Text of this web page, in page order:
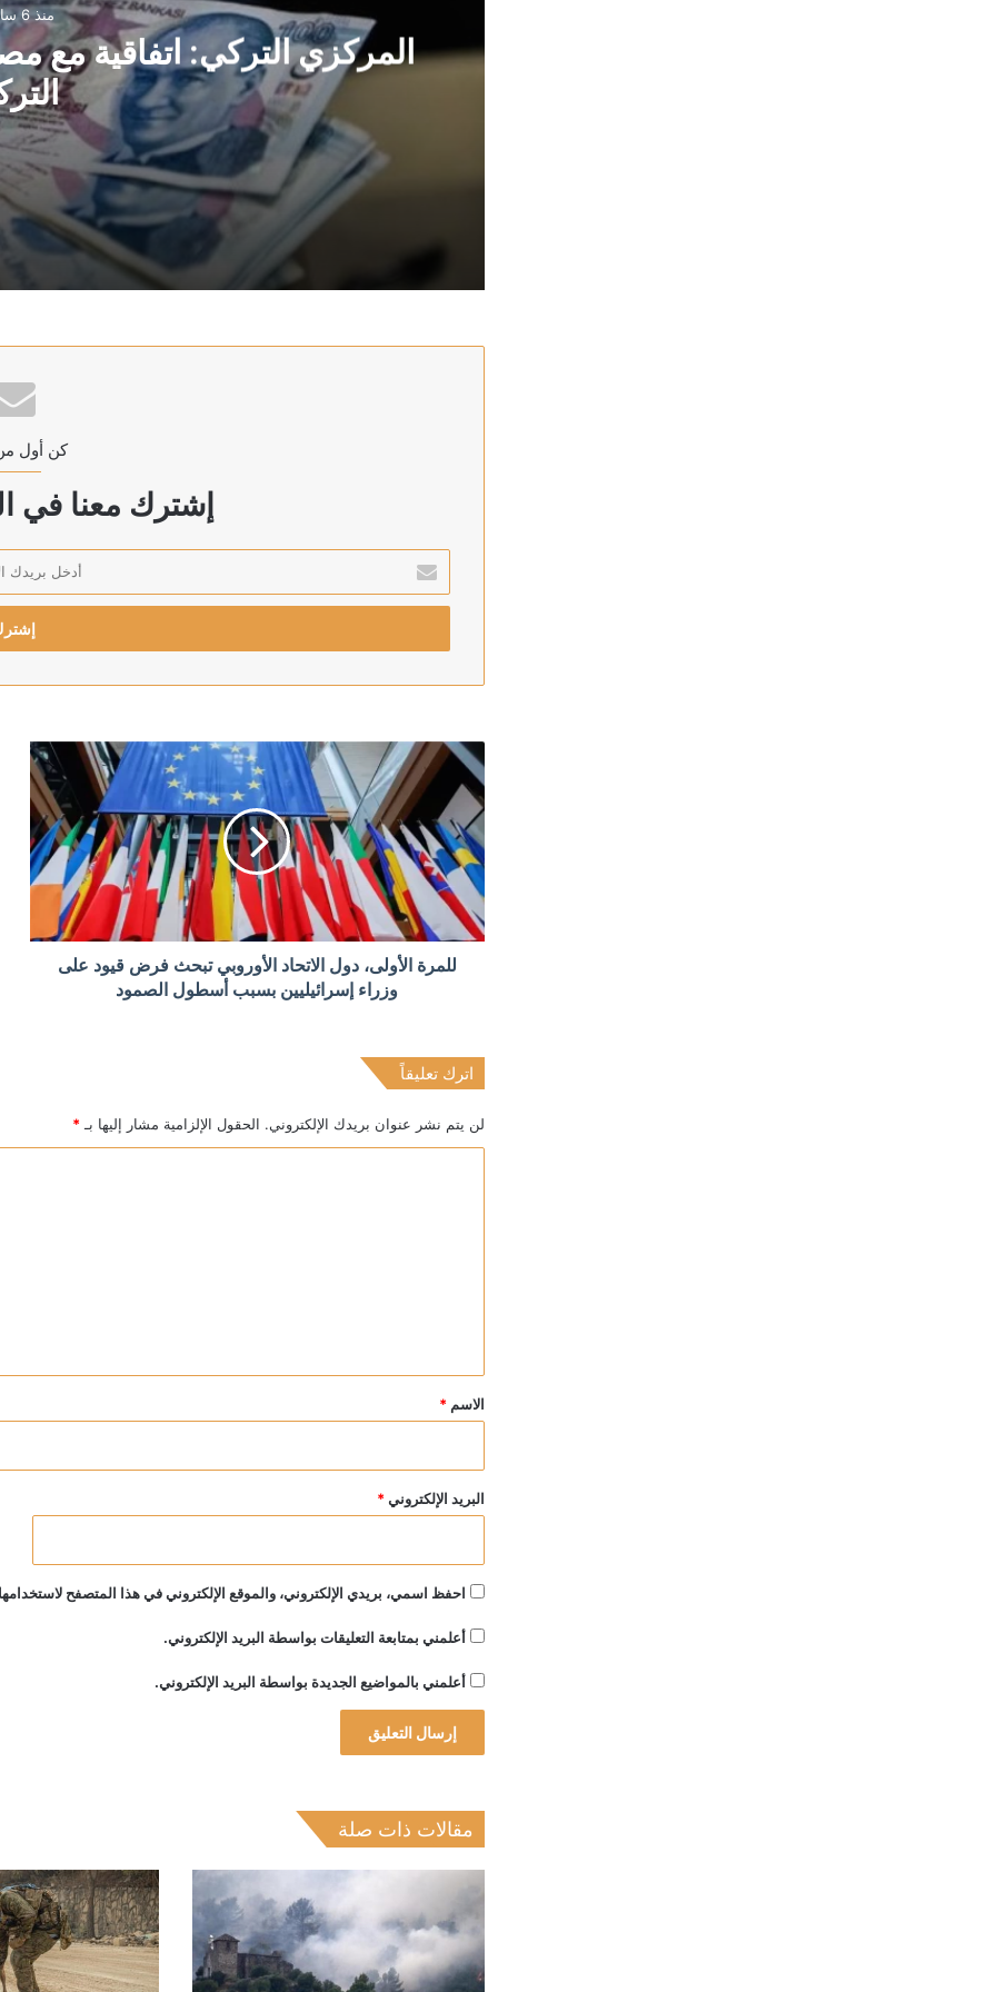
منذ 6 ساعات
المركزي التركي: اتفاقية مع
المركزي التركي: اتفاقية مع مصرف سوريا على وديعة
ترامب: سنضرب إيران بقوة وهم يعرفون ذلك
منذ 7 ساعات
أردوغان: إرسال تشريع يتعلق بحل حزب العمال
منذ 7 ساعات
الدولار يتراجع بعد تثبيت المركزي الأميركي الفائدة
منذ 7 ساعات
كن أول
إشترك معنا في
بريدك
الإلكتروني
للمرة الأولى، دول الاتحاد الأوروبي تبحث فرض قيود على
وزراء إسرائيليين بسبب أسطول الصمود
اترك تعليقاً
لن يتم نشر عنوان بريدك الإلكتروني. الحقول الإلزامية مشار إليها بـ *
*
الاسم *
البريد الإلكتروني *
احفظ اسمي، بريدي الإلكتروني، والموقع الإلكتروني في هذا المتصفح
أعلمني بمتابعة التعليقات بواسطة البريد الإلكتروني.
أعلمني بالمواضيع الجديدة بواسطة البريد الإلكتروني.
مقالات ذات صلة